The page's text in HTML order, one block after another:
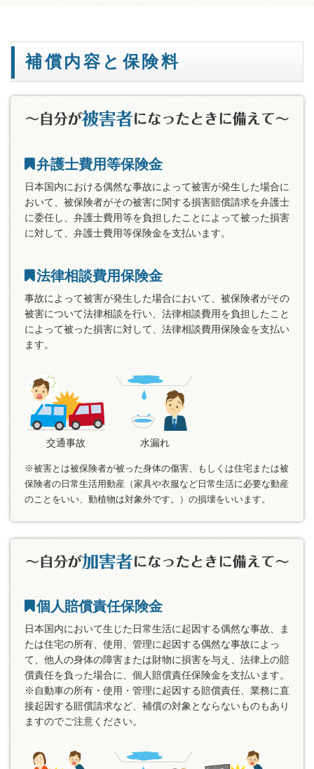
補償内容と保険料
弁護士費用等保険金
日本国内における偶然な事故によって被害が発⽣した場合に
おいて、被保険者がその被害に関する損害賠償請求を弁護士
に委任し、弁護士費用等を負担したことによって被った損害
に対して、弁護士費用等保険⾦を支払います。
法律相談費用保険金
事故によって被害が発生した場合において、被保険者がその
被害について法律相談を行い、法律相談費用を負担したこと
によって被った損害に対して、法律相談費用保険金を支払い
ます。
交通事故 水漏れ
※被害とは被保険者が被った身体の傷害、もしくは住宅または被
保険者の日常生活用動産（家具や衣服など日常生活に必要な動産
のことをいい、動植物は対象外です。）の損壊をいいます。
個人賠償責任保険金
日本国内において生じた日常生活に起因する偶然な事故、ま
たは住宅の所有、使用、管理に起因する偶然な事故によっ
て、他人の身体の障害または財物に損害を与え、法律上の賠
償責任を負った場合に、個人賠償責任保険金を支払います。
※自動車の所有・使用・管理に起因する賠償責任、業務に直
接起因する賠償請求など、補償の対象とならないものもあり
ますのでご注意ください。